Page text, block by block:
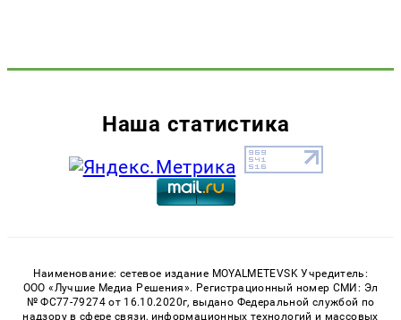
Наша статистика
Наименование: сетевое издание MOYALMETEVSK Учредитель:
ООО «Лучшие Медиа Решения». Регистрационный номер СМИ: Эл
№ ФС77-79274 от 16.10.2020г, выдано Федеральной службой по
надзору в сфере связи, информационных технологий и массовых